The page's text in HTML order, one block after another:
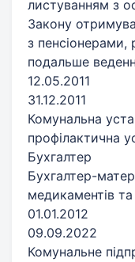
листуванням з
Закону
з пенсіонерами,
подальше
12.05.2011
31.12.2011
Комунальна
профілактична
Бухгалтер
Бухгалтер-
медикаментів
01.01.2012
09.09.2022
Комунальне